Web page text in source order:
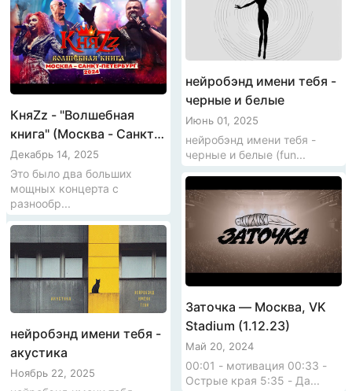
КняZz - "Волшебная
книга" (Москва - Санкт-
Петербург, 2024)
Декабрь 14, 2025
Это было два больших
мощных концерта с
разнообр...
нейробэнд имени тебя -
акустика
Ноябрь 22, 2025
нейробэнд имени тебя -
черные и белые
Июнь 01, 2025
нейробэнд имени тебя -
черные и белые (fun...
Заточка — Москва, VK
Stadium (1.12.23)
Май 20, 2024
00:01 - мотивация 00:33 -
Острые края 5:35 - Да...